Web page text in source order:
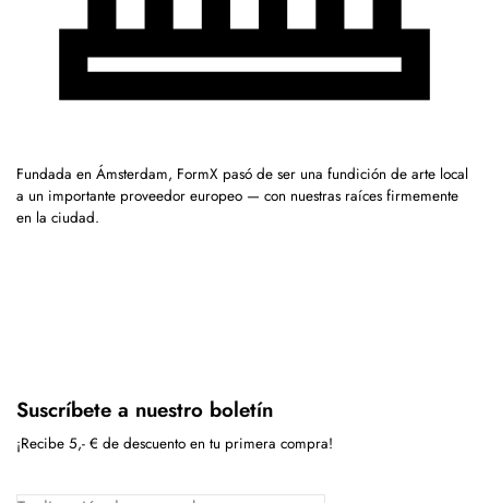
Fundada en Ámsterdam, FormX pasó de ser una fundición de arte local
a un importante proveedor europeo — con nuestras raíces firmemente
en la ciudad.
Suscríbete a nuestro boletín
¡Recibe 5,- € de descuento en tu primera compra!